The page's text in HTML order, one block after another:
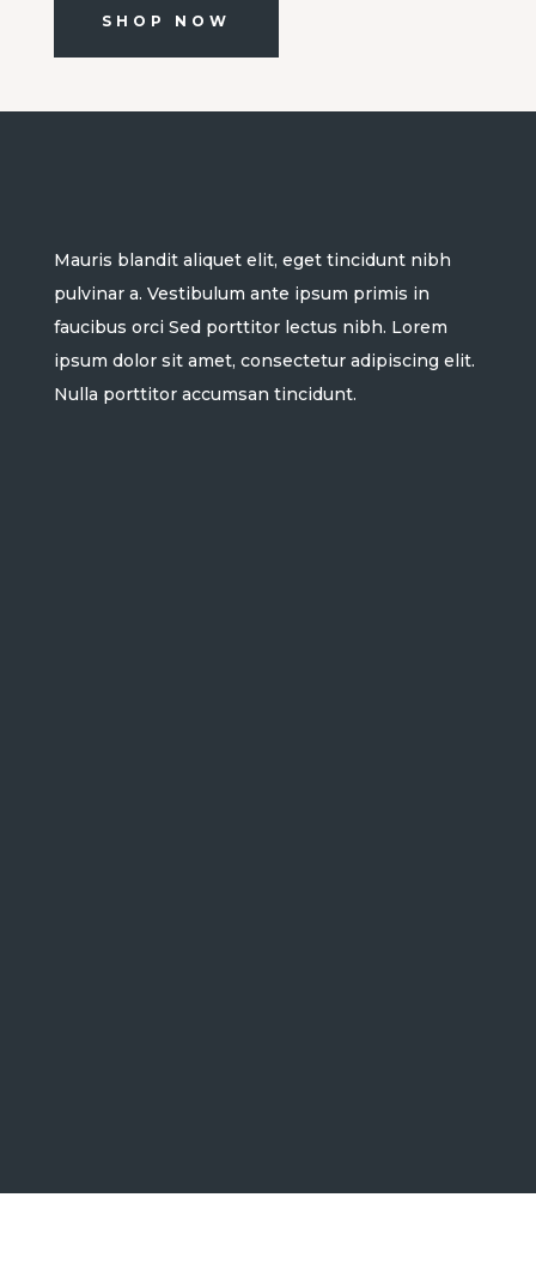
SHOP NOW
Mauris blandit aliquet elit, eget tincidunt nibh
pulvinar a. Vestibulum ante ipsum primis in
faucibus orci Sed porttitor lectus nibh. Lorem
ipsum dolor sit amet, consectetur adipiscing elit.
Nulla porttitor accumsan tincidunt.